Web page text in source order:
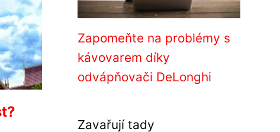
Zapomeňte na problémy s
kávovarem díky
odvápňovači DeLonghi
Zavařují tady